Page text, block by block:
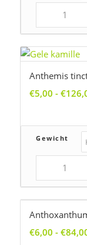
Anthemis
€5,00 - €
Gewicht
€6,00 - €